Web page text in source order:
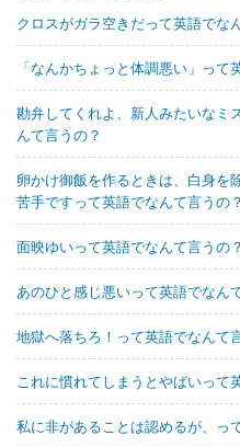
クロスがガラ空きだって英語でな
「なんかちょっと体調悪い」って
勘弁してくれよ、新人みたいなミ
んて言うの？
卵かけ御飯を作るときは、白身を
苦手ですって英語でなんて言うの？
面映ゆいって英語でなんて言うの？
あのひと感じ悪いって英語でなん
地獄へ落ちろ！って英語でなんて
これに慣れてしまうとやばいって
私に非があることは認めるが、っ